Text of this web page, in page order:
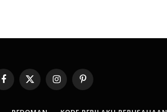
Facebook
X
(Twitter)
InstagramPinterest